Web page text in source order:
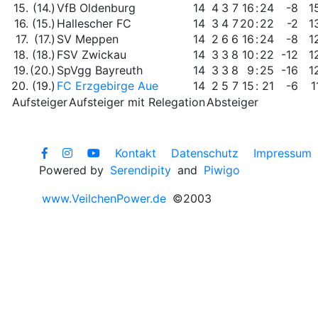
15. (14.) VfB Oldenburg 14 4 3 7 16 :24 -8
16. (15.) Hallescher FC 14 3 4 720 :22 -2
17. (17.) SV Meppen 14 2 6 6 16 :24 -8
18. (18.) FSV Zwickau 14 3 3 8 10 :22 -12
19. (20.) SpVgg Bayreuth 14 3 3 8 9 :25 -16
20. (19.) FC Erzgebirge Aue 14 2 5 7 15 : 21 -6
AufsteigerAufsteiger mit RelegationAbsteiger
Kontakt Datenschutz
Impressum
Powered by Serendipity and Piwigo
www.VeilchenPower.de ©2003